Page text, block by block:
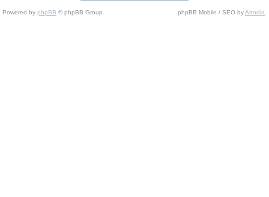
Powered by phpBB © phpBB Group. phpBB Mobile / SEO byArtodia